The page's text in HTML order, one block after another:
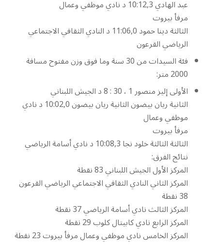
عبد الهادي 10:12,3 د نادي موظفي وعمال
مرفأ بيروت
الثالثة دينا حمود 11:06,0 د النادي الثقافي الاجتماعي
الرياضي القرعون
فئة السيدات من 30 سنة وما فوق وزن مفتوح مسافة
2000 متر:
الأولى إليز منصور 1 ، 30 : 8 د الجيش اللبناني
الثانية ريان بيضون الثانية ريان بيضون 10:02,0 د نادي
موظفي وعمال
مرفأ بيروت
الثالثة الثالثة خلود نجا 10:08,3 د نادي أسامة الرياضي
نتائج الفرق:
المركز الأول الجيش اللبناني 83 نقطة
المركز الثاني النادي الثقافي الاجتماعي الرياضي القرعون
38 نقطة
المركز الثالث نادي أسامة الرياضي 37 نقطة
المركز الرابع نادي كابيتال كلوب 29 نقطة
المركز الخامس نادي موظفي وعمال مرفأ بيروت 23 نقطة